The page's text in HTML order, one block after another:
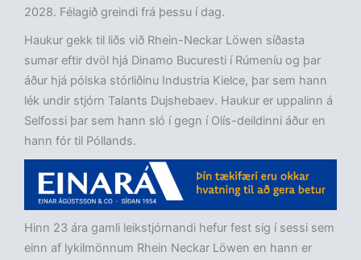
2028. Félagið greindi frá þessu í dag.
Haukur gekk til liðs við Rhein-Neckar Löwen síðasta
sumar eftir dvöl hjá Dinamo Bucuresti í Rúmeníu og þar
áður hjá pólska stórliðinu Industria Kielce, þar sem hann
lék undir stjórn Talants Dujshebaev. Haukur er uppalinn á
Selfossi þar sem hann sló í gegn í Olís-deildinni áður en
hann fór til Póllands.
Hinn 23 ára gamli leikstjórnandi hefur fest sig í sessi sem
einn af lykilmönnum Rhein Neckar Löwen en hann er